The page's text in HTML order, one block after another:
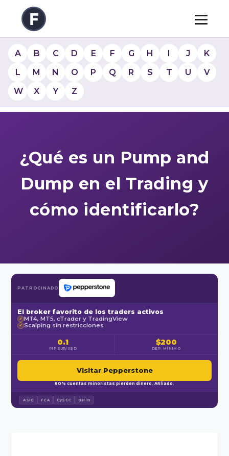
A B C D E F G H I J
K
L
M N O P Q R S T U
V
W
X Y Z
¿Qué es un Pump and
Dump en el Trading y
cómo identificarlo?
PATROCINADO
El broker favorito de los traders activos
✓ MT4, MT5, cTrader y TradingView
✓ Scalping sin restricciones
0.1
PIP EUR/USD
$200
DEP. MÍNIMO
Visitar Pepperstone
80% cuentas minoristas pierden dinero. Afiliado.
ASIC FCA CySEC BaFin